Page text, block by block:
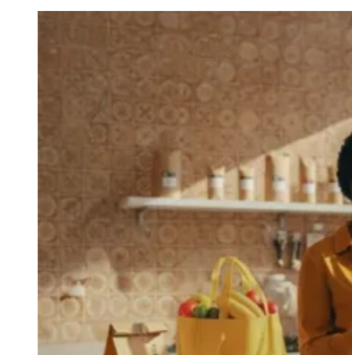
Jardim Paraíso
Jardim São Silvestre
Parque dos
Parque Santa Luzia Parque Viana
do Bom Jesus
Recanto Phrynéa
Santana de
Vila Engenho Novo Vila Márcia
Vila Nossa Sra. da
Votupoca
Para Sua Empresa
Anuncie no Portal
Publicidade Legal
Negócios Regionais
Segurança Regional
Hospitais Estaduais
Parques & Represas
Cidades da Região
Santana de Parnaíba OsascoCarapicuíba Cotia
Pirapora
do Bom Jesus
AraçariguamaCajamar Caieiras
Franco da